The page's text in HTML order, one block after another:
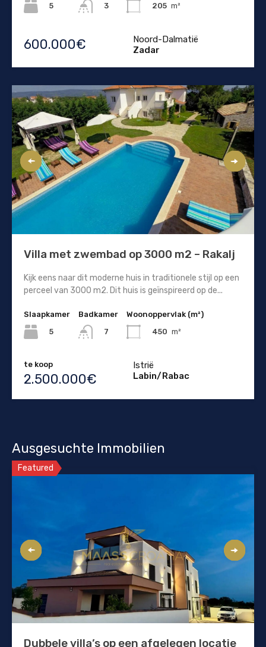
5
3
205 m²
600.000€
Noord-Dalmatië
Zadar
Villa met zwembad op 3000 m2 – Rakalj
Kijk eens naar dit moderne huis in traditionele stijl op een
perceel van 3000 m2. Dit huis is geïnspireerd op de...
Slaapkamer
5
Badkamer
7
Woonoppervlak (m²)
450 m²
te koop
2.500.000€
Istrië
Labin/Rabac
Ausgesuchte Immobilien
Featured
Dubbele villa’s op een afgelegen locatie